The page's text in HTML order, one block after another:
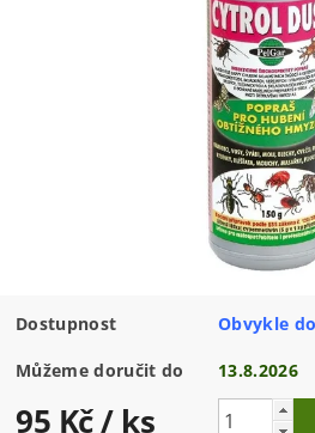
Dostupnost Obvykle
Můžeme doručit do 13.8.2026
95 Kč/ ks